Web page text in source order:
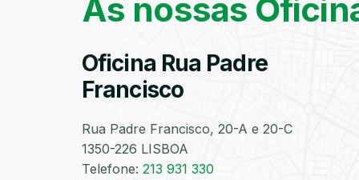
As nossas
Oficina Rua Padre
Francisco
Rua Padre Francisco, 20-A e 20-C
1350-226 LISBOA
Telefone: 213 931 330